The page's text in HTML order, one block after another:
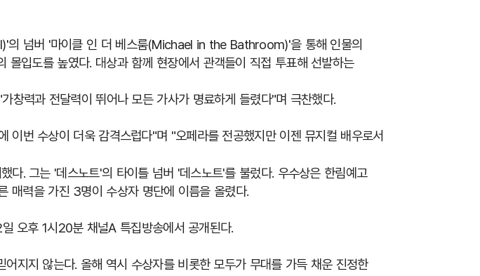
의 넘버 '마이클 인 더 베스룸(Michael in the Bathroom)'을 통해 인물의
몰입도를 높였다. 대상과 함께 현장에서 관객들이 직접 투표해 선발하는
가창력과 전달력이 뛰어나 모든 가사가 명료하게 들렸다"며 극찬했다.
이번 수상이 더욱 감격스럽다"며 "오페라를 전공했지만 이젠 뮤지컬 배우로서
다. 그는'데스노트'의 타이틀 넘버 '데스노트'를 불렀다. 우수상은 한림예고
매력을 가진 3명이 수상자 명단에 이름을 올렸다.
일 오후1시 20분 채널A 특집방송에서 공개된다.
어지지 않는다. 올해 역시 수상자를 비롯한 모두가 무대를 가득 채운 진정한